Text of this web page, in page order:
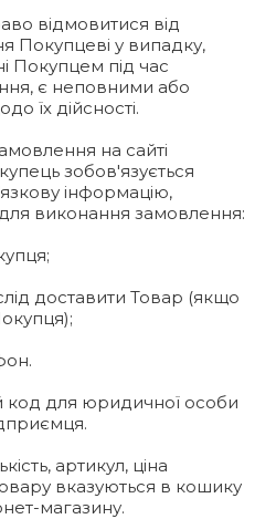
відмовитися від
Покупцеві у випадку,
Покупцем під час
є неповними або
їх дійсності.
на сайті
зобов'язується
інформацію,
виконання замовлення:
доставити Товар (якщо
код для юридичної особи
артикул, ціна
вказуються в кошику
магазину.